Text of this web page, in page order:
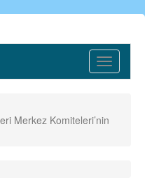
Toggle
Merkez Komiteleri’nin